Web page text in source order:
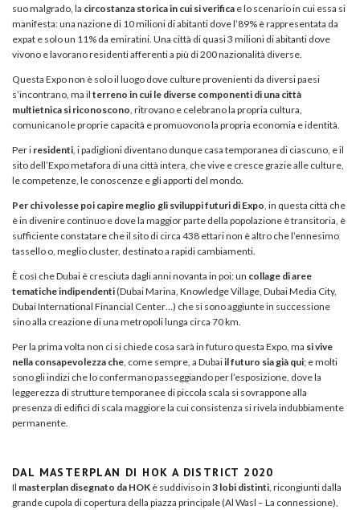
suo malgrado, la circostanza storica in cui si verifica e lo scenario in cui essa si
manifesta: una nazione di 10 milioni di abitanti dove l’89% è rappresentata da
expat e solo un 11% da emiratini. Una città di quasi 3 milioni di abitanti dove
vivono e lavorano residenti afferenti a più di 200 nazionalità diverse.
Questa Expo non è solo il luogo dove culture provenienti da diversi paesi
s’incontrano, ma il terreno in cui le diverse componenti di una città
multietnica si riconoscono , ritrovano e celebrano la propria cultura,
comunicano le proprie capacità e promuovono la propria economia e identità.
Per i residenti , i padiglioni diventano dunque casa temporanea di ciascuno, e il
sito dell’Expo metafora di una città intera, che vive e cresce grazie alle culture,
le competenze, le conoscenze e gli apporti del mondo.
Per chi volesse poi capire meglio gli sviluppi futuri di Expo , in questa città che
è in divenire continuo e dove la maggior parte della popolazione è transitoria, è
sufficiente constatare che il sito di circa 438 ettari non è altro che l’ennesimo
tassello o, meglio cluster, destinato a rapidi cambiamenti.
È così che Dubai è cresciuta dagli anni novanta in poi: un collage di aree
tematiche indipendenti(Dubai Marina, Knowledge Village, Dubai Media City,
Dubai International Financial Center…) che si sono aggiunte in successione
sino alla creazione di una metropoli lunga circa 70 km.
Per la prima volta non ci si chiede cosa sarà in futuro questa Expo, ma si vive
nella consapevolezza che , come sempre, a Dubaiil futuro sia già qui; e molti
sono gli indizi che lo confermano passeggiando per l’esposizione, dove la
leggerezza di strutture temporanee di piccola scala si sovrappone alla
presenza di edifici di scala maggiore la cui consistenza si rivela indubbiamente
permanente.
DAL MASTERPLAN DI HOK A DISTRICT 2020
Il masterplan disegnato da HOK è suddiviso in 3 lobi distinti , ricongiunti dalla
grande cupola di copertura della piazza principale (Al Wasl – La connessione),